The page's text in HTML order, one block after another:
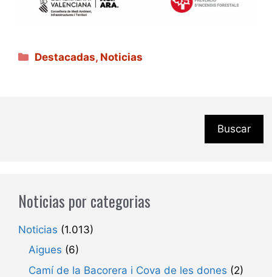
Categorías
Destacadas, Noticias
Buscar
Noticias por categorias
Noticias (1.013)
Aigues (6)
Camí de la Bacorera i Cova de les dones (2)